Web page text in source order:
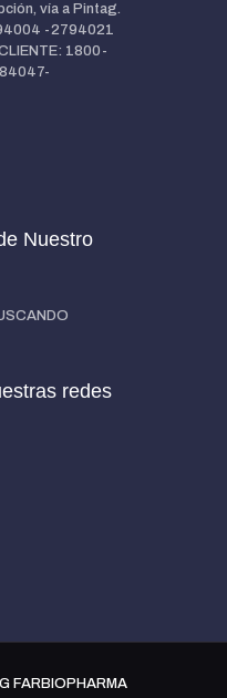
vía a Pintag.
-2794021
1800-
Nuestro
redes
FARBIOPHARMA